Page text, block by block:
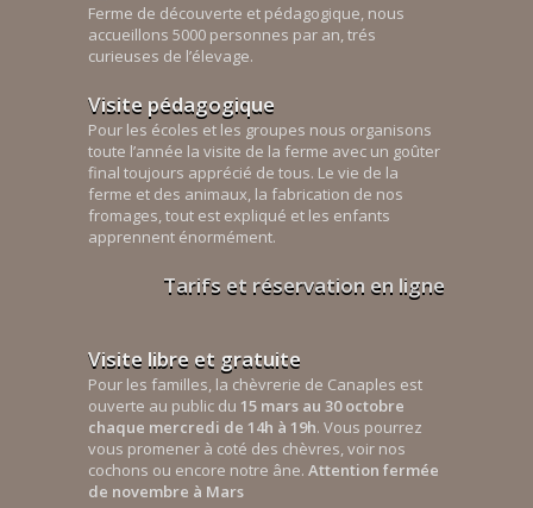
Ferme de découverte et pédagogique, nous
accueillons 5000 personnes par an, trés
curieuses de l’élevage.
Visite pédagogique
Pour les écoles et les groupes nous organisons
toute l’année la visite de la ferme avec un goûter
final toujours apprécié de tous. Le vie de la
ferme et des animaux, la fabrication de nos
fromages, tout est expliqué et les enfants
apprennent énormément.
Tarifs et réservation en ligne
Visite libre et gratuite
Pour les familles, la chèvrerie de Canaples est
ouverte au public du 15 mars au 30 octobre
chaque mercredi de 14h à 19h. Vous pourrez
vous promener à coté des chèvres, voir nos
cochons ou encore notre âne. Attention fermée
de novembre à Mars